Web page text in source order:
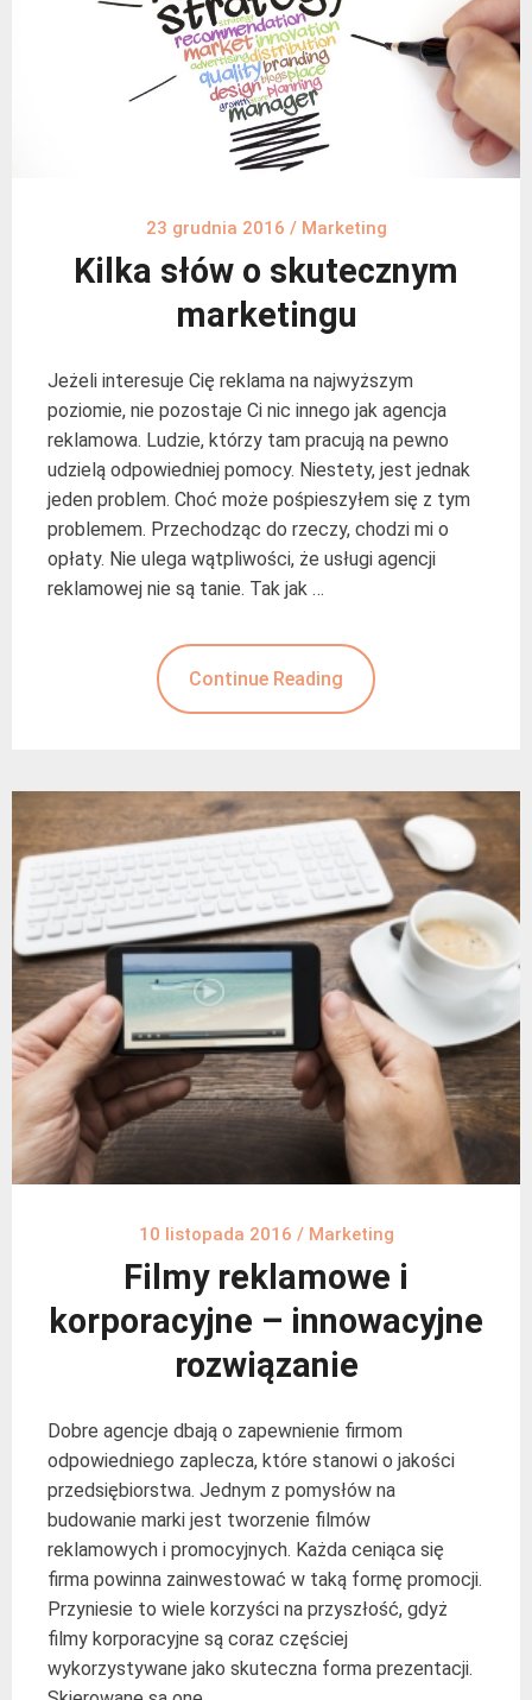
23 grudnia 2016 / Marketing
Kilka słów o skutecznym
marketingu
Jeżeli interesuje Cię reklama na najwyższym
poziomie, nie pozostaje Ci nic innego jak agencja
reklamowa. Ludzie, którzy tam pracują na pewno
udzielą odpowiedniej pomocy. Niestety, jest jednak
jeden problem. Choć może pośpieszyłem się z tym
problemem. Przechodząc do rzeczy, chodzi mi o
opłaty. Nie ulega wątpliwości, że usługi agencji
reklamowej nie są tanie. Tak jak …
Continue Reading
10 listopada 2016 / Marketing
Filmy reklamowe i
korporacyjne – innowacyjne
rozwiązanie
Dobre agencje dbają o zapewnienie firmom
odpowiedniego zaplecza, które stanowi o jakości
przedsiębiorstwa. Jednym z pomysłów na
budowanie marki jest tworzenie filmów
reklamowych i promocyjnych. Każda ceniąca się
firma powinna zainwestować w taką formę promocji.
Przyniesie to wiele korzyści na przyszłość, gdyż
filmy korporacyjne są coraz częściej
wykorzystywane jako skuteczna forma prezentacji.